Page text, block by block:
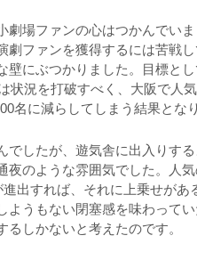
劇場ファンの心はつかんでい
劇ファンを獲得するには苦戦
にぶつかりました。目標と
状況を打破すべく、大阪で人
名に減らしてしまう結果とな
でしたが、遊気舎に出入りす
夜のような雰囲気でした。人
出すれば、それに上乗せが
ようもない閉塞感を味わって
しかないと考えたのです。